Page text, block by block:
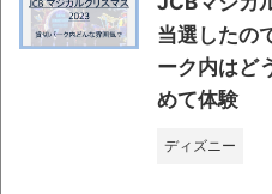
当選したの
ーク内はど
めて体験
ディズニー